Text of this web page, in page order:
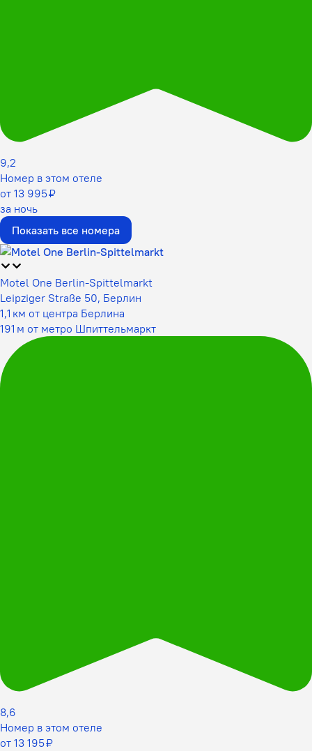
9,2
Номер в этом отеле
от 13 995 ₽
за ночь
Показать все номера
Motel One Berlin-Spittelmarkt
Leipziger Straße 50, Берлин
1,1 км от центра Берлина
191 м от метро Шпиттельмаркт
8,6
Номер в этом отеле
от 13 195 ₽